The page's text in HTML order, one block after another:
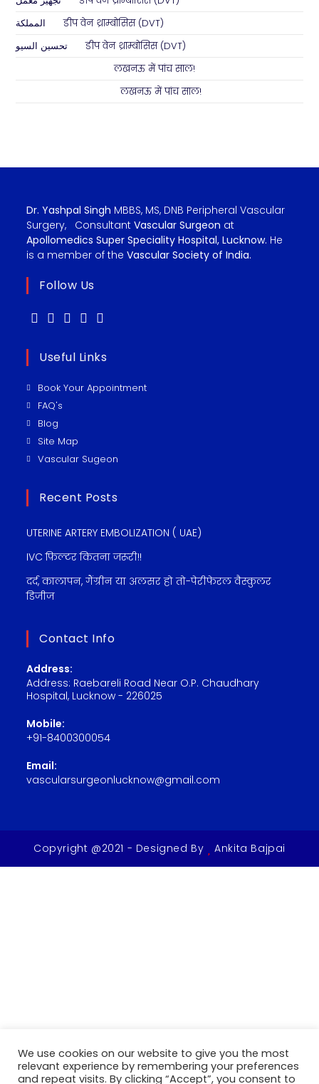
المملكة onडीप वेन थ्राम्बोसिस (DVT)
تحسين السيو onडीप वेन थ्राम्बोसिस (DVT)
onलखनऊ में पांच साल!
onलखनऊ में पांच साल!
Dr. Yashpal Singh MBBS, MS, DNB Peripheral Vascular
Surgery, Consultant Vascular Surgeon at
Apollomedics Super Speciality Hospital, Lucknow. He
is a member of theVascular Society of India.
Follow Us
Useful Links
Book Your Appointment
FAQ's
Blog
Site Map
Vascular Sugeon
Recent Posts
UTERINE ARTERY EMBOLIZATION ( UAE)
IVC फ़िल्टर कितना जरूरी!!
दर्द, कालापन, गैंग्रीन या अलसर हो तो-पेरीफेरल वैस्कुलर
डिजीज
Contact Info
Address:
Address: Raebareli Road Near O.P. Chaudhary
Hospital, Lucknow - 226025
Mobile:
+91-8400300054
Email:
vascularsurgeonlucknow@gmail.com
Copyright @2021 - Designed By Ankita Bajpai
We use cookies on our website to give you the most
relevant experience by remembering your preferences
and repeat visits. By clicking “Accept”, you consent to